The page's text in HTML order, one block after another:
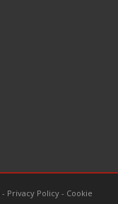
- Privacy Policy- Cookie